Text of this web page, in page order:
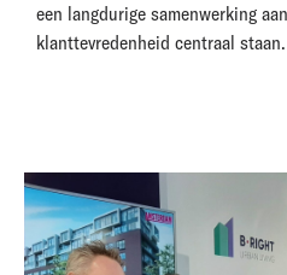
een langdurige samenwerking
klanttevredenheid centraal staan.